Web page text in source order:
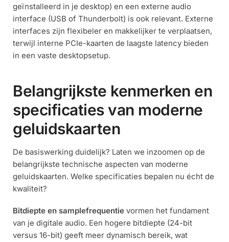
geïnstalleerd in je desktop) en een externe audio
interface (USB of Thunderbolt) is ook relevant. Externe
interfaces zijn flexibeler en makkelijker te verplaatsen,
terwijl interne PCIe-kaarten de laagste latency bieden
in een vaste desktopsetup.
Belangrijkste kenmerken en
specificaties van moderne
geluidskaarten
De basiswerking duidelijk? Laten we inzoomen op de
belangrijkste technische aspecten van moderne
geluidskaarten. Welke specificaties bepalen nu écht de
kwaliteit?
Bitdiepte en samplefrequentie vormen het fundament
van je digitale audio. Een hogere bitdiepte (24-bit
versus 16-bit) geeft meer dynamisch bereik, wat